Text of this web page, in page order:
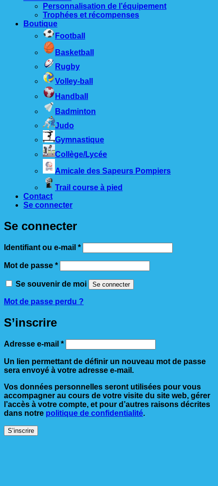
Personnalisation de l’équipement
Trophées et récompenses
Boutique
Football
Basketball
Rugby
Volley-ball
Handball
Badminton
Judo
Gymnastique
Collège/Lycée
Amicale des Sapeurs Pompiers
Trail course à pied
Contact
Se connecter
Se connecter
Identifiant ou e-mail *Obligatoire
Mot de passe *Obligatoire
Se souvenir de moi Se connecter
Mot de passe perdu ?
S’inscrire
Adresse e-mail *Obligatoire
Un lien permettant de définir un nouveau mot de passe
sera envoyé à votre adresse e-mail.
Vos données personnelles seront utilisées pour vous
accompagner au cours de votre visite du site web, gérer
l’accès à votre compte, et pour d’autres raisons décrites
dans notre politique de confidentialité.
S’inscrire